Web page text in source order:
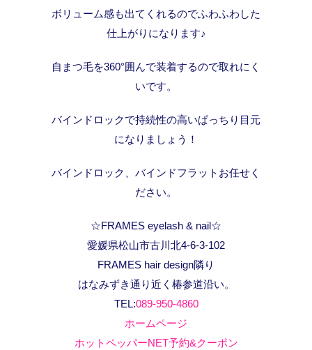
ボリューム感も出てくれるのでふわふわした
仕上がりになります♪
自まつ毛を360°囲んで装着するので取れにく
いです。
バインドロックで持続性の高いぱっちり目元
になりましょう！
バインドロック、バインドフラットお任せく
ださい。
☆FRAMES eyelash & nail☆
愛媛県松山市古川北4-6-3-102
FRAMES hair design隣り
はなみずき通り近く椿参道沿い。
TEL:089-950-4860
ホームページ
ホットペッパーNET予約&クーポン